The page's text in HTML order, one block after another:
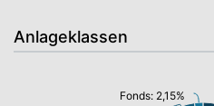
Anlageklassen
Fonds: 2,15%